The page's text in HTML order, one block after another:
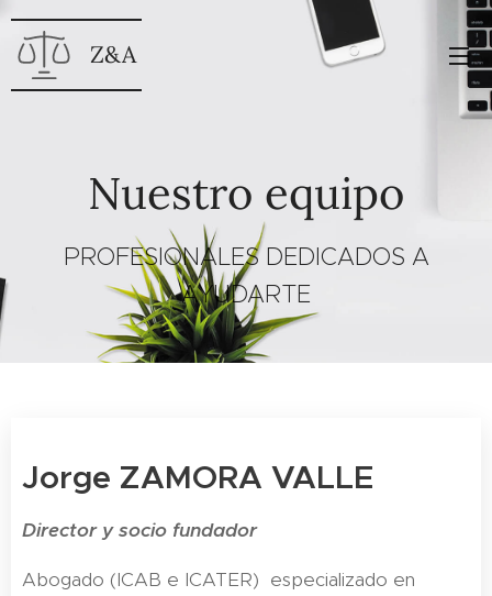
Z&A
Nuestro equipo
PROFESIONALES DEDICADOS A
AYUDARTE
Jorge ZAMORA VALLE
Director y socio fundador
Abogado (ICAB e ICATER) especializado en